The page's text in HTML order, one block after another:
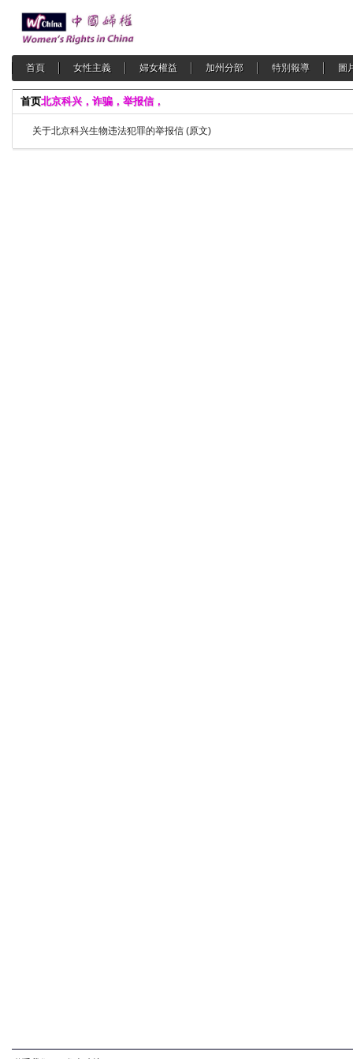
首頁 女性主義 婦女權益 加州分部 特別報導 圖
首页北京科兴，诈骗，举报信，
关于北京科兴生物违法犯罪的举报信 (原文)